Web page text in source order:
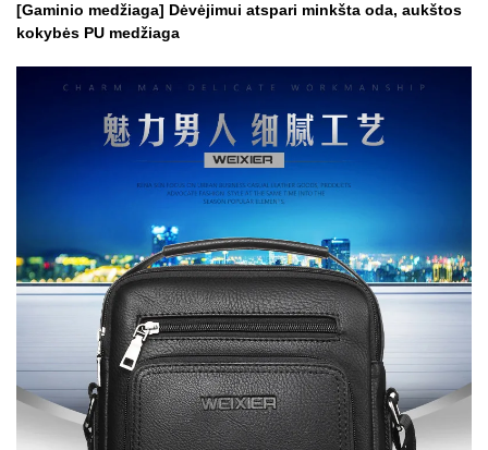
[Gaminio medžiaga] Dėvėjimui atspari minkšta oda, aukštos
kokybės PU medžiaga